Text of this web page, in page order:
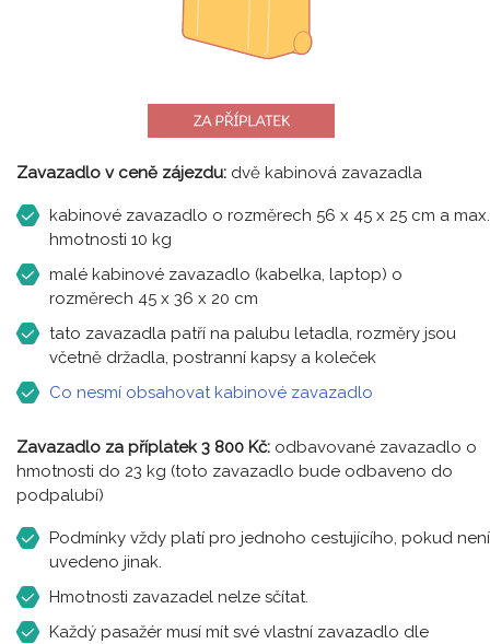
Zavazadlo v ceně zájezdu: dvě kabinová zavazadla
kabinové zavazadlo o rozměrech 56 x 45 x 25 cm a max.
hmotnosti 10 kg
malé kabinové zavazadlo (kabelka, laptop) o
rozměrech 45 x 36 x 20 cm
tato zavazadla patří na palubu letadla, rozměry jsou
včetně držadla, postranní kapsy a koleček
Co nesmí obsahovat kabinové zavazadlo
Zavazadlo za příplatek 3 800 Kč: odbavované zavazadlo o
hmotnosti do 23 kg (toto zavazadlo bude odbaveno do
podpalubí)
Podmínky vždy platí pro jednoho cestujícího, pokud není
uvedeno jinak.
Hmotnosti zavazadel nelze sčítat.
Každý pasažér musí mít své vlastní zavazadlo dle